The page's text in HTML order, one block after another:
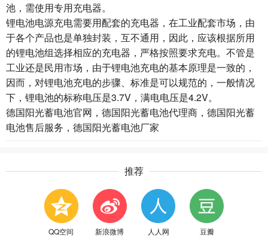
池，需使用专用充电器。
锂电池电源充电需要用配套的充电器，在工业配套市场，由
于各个产品也是单独封装，互不通用，因此，应该根据所用
的锂电池组选择相应的充电器，严格按照要求充电。不管是
工业还是民用市场，由于锂电池充电的基本原理是一致的，
因而，对锂电池充电的步骤、标准是可以规范的，一般情况
下，锂电池的标称电压是3.7V，满电电压是4.2V。
德国阳光蓄电池官网，德国阳光蓄电池代理商，德国阳光蓄
电池售后服务，德国阳光蓄电池厂家
推荐
QQ空间 新浪微博 人人网 豆瓣